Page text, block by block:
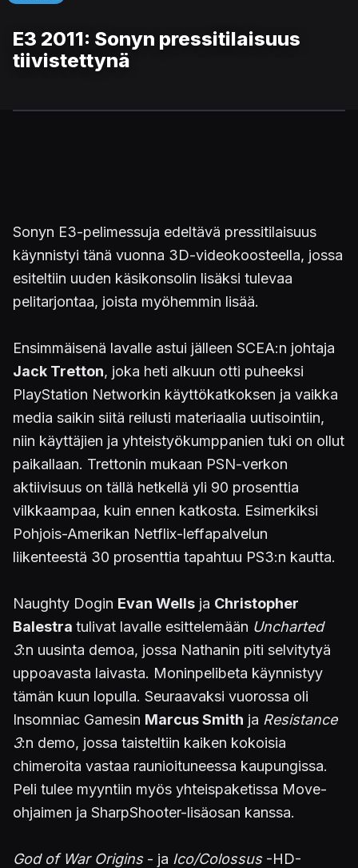
E3 2011: Sonyn pressitilaisuus
tiivistettynä
Sonyn E3-pelimessuja edeltävä pressitilaisuus
käynnistyi tänä vuonna 3D-videokoosteella, jossa
esiteltiin uuden käsikonsolin lisäksi tulevaa
pelitarjontaa, joista myöhemmin lisää.
Ensimmäisenä lavalle astui jälleen SCEA:n johtaja
Jack Tretton, joka heti alkuun otti puheeksi
PlayStation Networkin käyttökatkoksen ja vaikka
media saikin siitä reilusti materiaalia uutisointiin,
niin käyttäjien ja yhteistyökumppanien tuki on ollut
paikallaan. Trettonin mukaan PSN-verkon
aktiivisuus on tällä hetkellä yli 90 prosenttia
vilkkaampaa, kuin ennen katkosta. Esimerkiksi
Pohjois-Amerikan Netflix-leffapalvelun
liikenteestä 30 prosenttia tapahtuu PS3:n kautta.
Naughty Dogin Evan Wells ja Christopher
Balestra tulivat lavalle esittelemään Uncharted
3:n uusinta demoa, jossa Nathanin piti selvitytyä
uppoavasta laivasta. Moninpelibeta käynnistyy
tämän kuun lopulla. Seuraavaksi vuorossa oli
Insomniac Gamesin Marcus Smith ja Resistance
3:n demo, jossa taisteltiin kaiken kokoisia
chimeroita vastaa raunioituneessa kaupungissa.
Peli tulee myyntiin myös yhteispaketissa Move-
ohjaimen ja SharpShooter-lisäosan kanssa.
God of War Origins- ja Ico/Colossus-HD-